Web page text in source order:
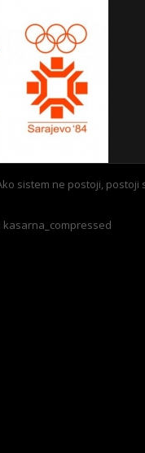
sistem ne postoji,
kasarna_compressed